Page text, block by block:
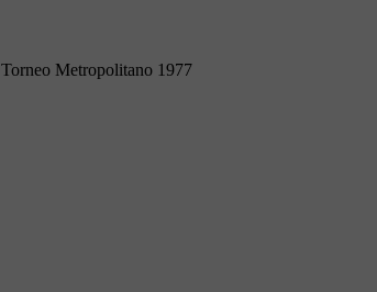
Torneo Metropolitano 1977